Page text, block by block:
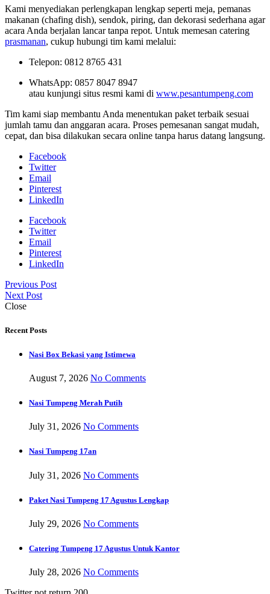
Kami menyediakan perlengkapan lengkap seperti meja, pemanas
makanan (chafing dish), sendok, piring, dan dekorasi sederhana agar
acara Anda berjalan lancar tanpa repot. Untuk memesan catering
prasmanan, cukup hubungi tim kami melalui:
Telepon: 0812 8765 431
WhatsApp: 0857 8047 8947
atau kunjungi situs resmi kami di www.pesantumpeng.com
Tim kami siap membantu Anda menentukan paket terbaik sesuai
jumlah tamu dan anggaran acara. Proses pemesanan sangat mudah,
cepat, dan bisa dilakukan secara online tanpa harus datang langsung.
Facebook
Twitter
Email
Pinterest
LinkedIn
Facebook
Twitter
Email
Pinterest
LinkedIn
Previous Post
Next Post
Close
Recent Posts
Nasi Box Bekasi yang Istimewa
August 7, 2026 No Comments
Nasi Tumpeng Merah Putih
July 31, 2026 No Comments
Nasi Tumpeng 17an
July 31, 2026 No Comments
Paket Nasi Tumpeng 17 Agustus Lengkap
July 29, 2026 No Comments
Catering Tumpeng 17 Agustus Untuk Kantor
July 28, 2026 No Comments